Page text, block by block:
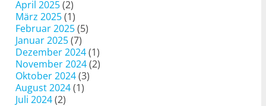
April 2025(2)
März 2025(1)
Februar 2025(5)
Januar 2025(7)
Dezember 2024(1)
November 2024(2)
Oktober 2024(3)
August 2024(1)
Juli 2024(2)